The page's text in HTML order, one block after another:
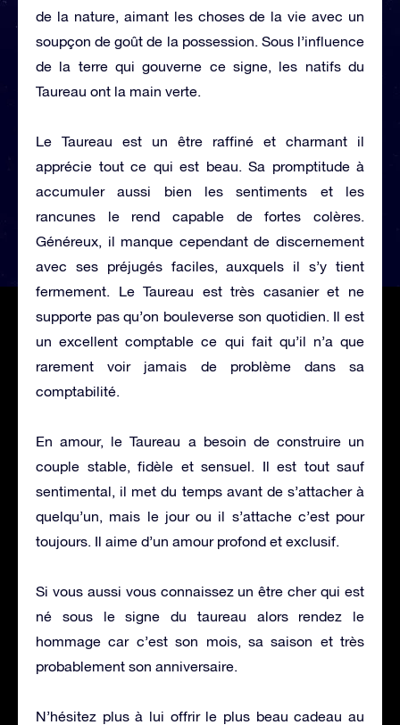
de la nature, aimant les choses de la vie avec un
soupçon de goût de la possession. Sous l’influence
de la terre qui gouverne ce signe, les natifs du
Taureau ont la main verte.
Le Taureau est un être raffiné et charmant il
apprécie tout ce qui est beau. Sa promptitude à
accumuler aussi bien les sentiments et les
rancunes le rend capable de fortes colères.
Généreux, il manque cependant de discernement
avec ses préjugés faciles, auxquels il s’y tient
fermement. Le Taureau est très casanier et ne
supporte pas qu’on bouleverse son quotidien. Il est
un excellent comptable ce qui fait qu’il n’a que
rarement voir jamais de problème dans sa
comptabilité.
En amour, le Taureau a besoin de construire un
couple stable, fidèle et sensuel. Il est tout sauf
sentimental, il met du temps avant de s’attacher à
quelqu’un, mais le jour ou il s’attache c’est pour
toujours. Il aime d’un amour profond et exclusif.
Si vous aussi vous connaissez un être cher qui est
né sous le signe du taureau alors rendez le
hommage car c’est son mois, sa saison et très
probablement son anniversaire.
N’hésitez plus à lui offrir le plus beau cadeau au